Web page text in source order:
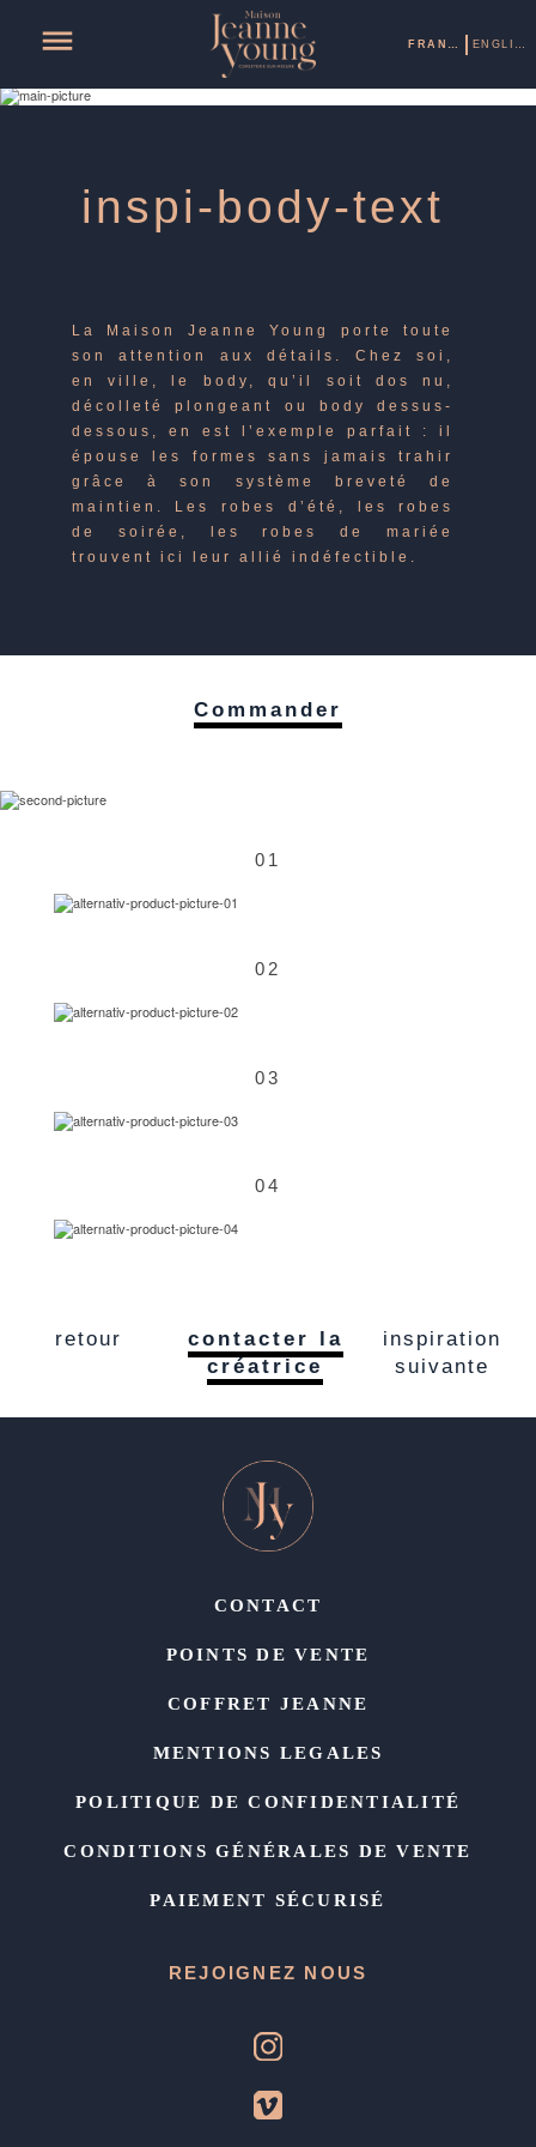
inspi-body-text
La Maison Jeanne Young porte toute
son attention aux détails. Chez soi,
en ville, le body, qu’il soit dos nu,
décolleté plongeant ou body dessus-
dessous, en est l’exemple parfait : il
épouse les formes sans jamais trahir
grâce à son système breveté de
maintien. Les robes d’été, les robes
de soirée, les robes de mariée
trouvent ici leur allié indéfectible.
Commander
01
02
03
04
retour
contacter la
créatrice
inspiration
suivante
CONTACT
POINTS DE VENTE
COFFRET JEANNE
MENTIONS LEGALES
POLITIQUE DE CONFIDENTIALITÉ
CONDITIONS GÉNÉRALES DE VENTE
PAIEMENT SÉCURISÉ
REJOIGNEZ NOUS